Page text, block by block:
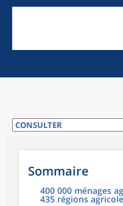
Sommaire
400 000 ménages
435 régions